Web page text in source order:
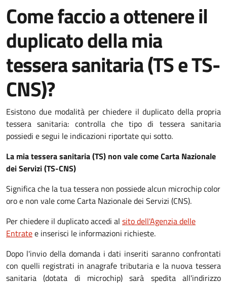
Come faccio a ottenere il
duplicato della mia
tessera sanitaria (TS e TS-
CNS)?
Esistono due modalità per chiedere il duplicato della propria
tessera sanitaria: controlla che tipo di tessera sanitaria
possiedi e segui le indicazioni riportate qui sotto.
La mia tessera sanitaria (TS) non vale come Carta Nazionale
dei Servizi (TS-CNS)
Significa che la tua tessera non possiede alcun microchip color
oro e non vale come Carta Nazionale dei Servizi (CNS).
Per chiedere il duplicato accedi al sito dell'Agenzia delle
Entratee inserisci le informazioni richieste.
Dopo l'invio della domanda i dati inseriti saranno confrontati
con quelli registrati in anagrafe tributaria e la nuova tessera
sanitaria (dotata di microchip) sarà spedita all'indirizzo